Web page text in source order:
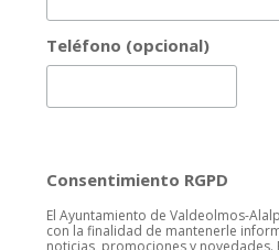
Teléfono (opcional)
Consentimiento RGPD
El Ayuntamiento de Valdeolmos-
con la finalidad de mantenerle
noticias, promociones y novedades.